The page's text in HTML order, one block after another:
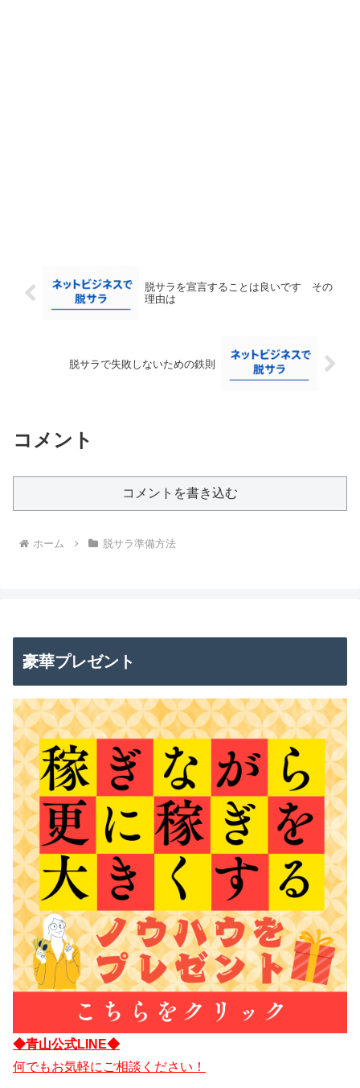
脱サラを宣言することは良いです その
理由は
脱サラで失敗しないための鉄則
コメント
コメントを書き込む
ホーム 脱サラ準備方法
豪華プレゼント
◆青山公式LINE◆
何でもお気軽にご相談ください！